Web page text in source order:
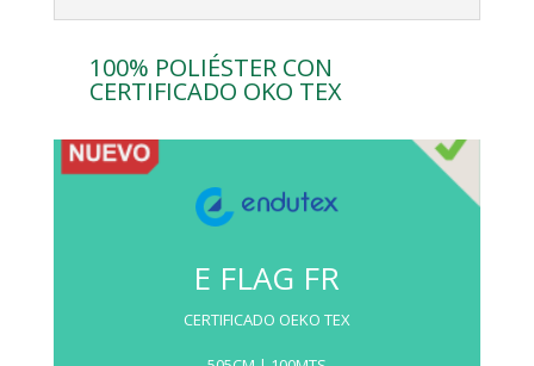
100% POLIÉSTER CON
CERTIFICADO OKO TEX
E FLAG FR
CERTIFICADO OEKO TEX